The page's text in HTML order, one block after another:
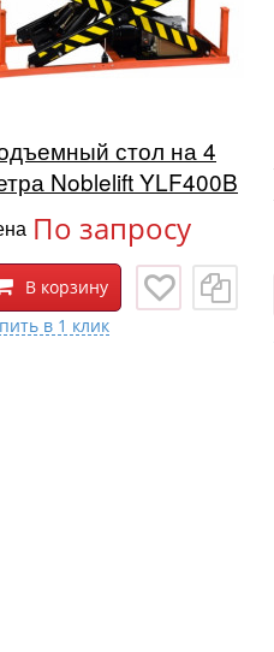
стол на 4
Noblelift YLF400B
По запросу
В корзину